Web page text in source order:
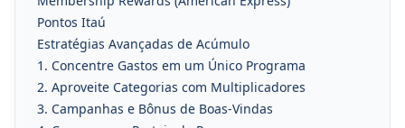
Pontos Itaú
Estratégias Avançadas de Acúmulo
1. Concentre Gastos em um Único Programa
2. Aproveite Categorias com Multiplicadores
3. Campanhas e Bônus de Boas-Vindas